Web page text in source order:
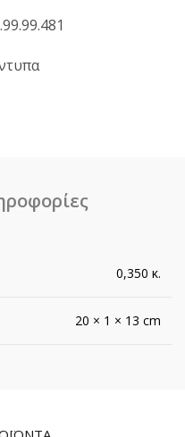
0,350 κ.
20 × 1 × 13 cm